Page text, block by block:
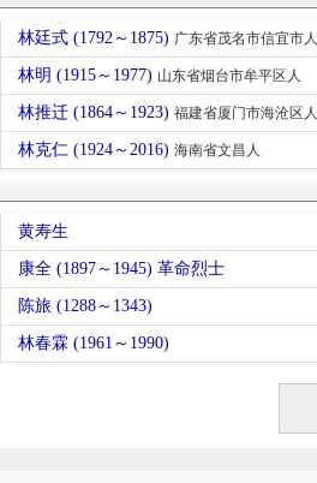
林廷式 (1792～1875) 广东省茂名市信宜市人
林明 (1915～1977) 山东省烟台市牟平区人
林推迁 (1864～1923) 福建省厦门市海沧区人
林克仁 (1924～2016) 海南省文昌人
黄寿生
康全 (1897～1945) 革命烈士
陈旅 (1288～1343)
林春霖 (1961～1990)